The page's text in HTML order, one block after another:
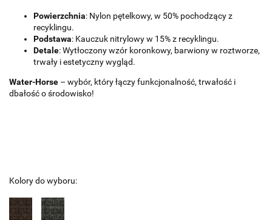
Powierzchnia: Nylon pętelkowy, w 50% pochodzący z
recyklingu.
Podstawa: Kauczuk nitrylowy w 15% z recyklingu.
Detale: Wytłoczony wzór koronkowy, barwiony w roztworze,
trwały i estetyczny wygląd.
Water-Horse – wybór, który łączy funkcjonalność, trwałość i
dbałość o środowisko!
Kolory do wyboru: